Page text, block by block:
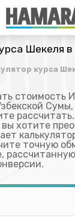
Шекеля в
курса
стоимость
хотите
точную